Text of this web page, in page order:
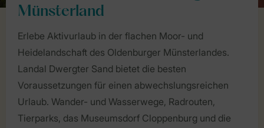
Münsterland
Erlebe Aktivurlaub in der flachen Moor- und
Heidelandschaft des Oldenburger Münsterlandes.
Landal Dwergter Sand bietet die besten
Voraussetzungen für einen abwechslungsreichen
Urlaub. Wander- und Wasserwege, Radrouten,
Tierparks, das Museumsdorf Cloppenburg und die